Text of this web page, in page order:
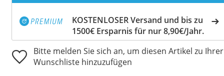
KOSTENLOSER Versand und bis zu
1500€ Ersparnis für nur 8,90€/Jahr.
Bitte melden Sie sich an, um diesen Artikel zu Ihrer
Wunschliste hinzuzufügen